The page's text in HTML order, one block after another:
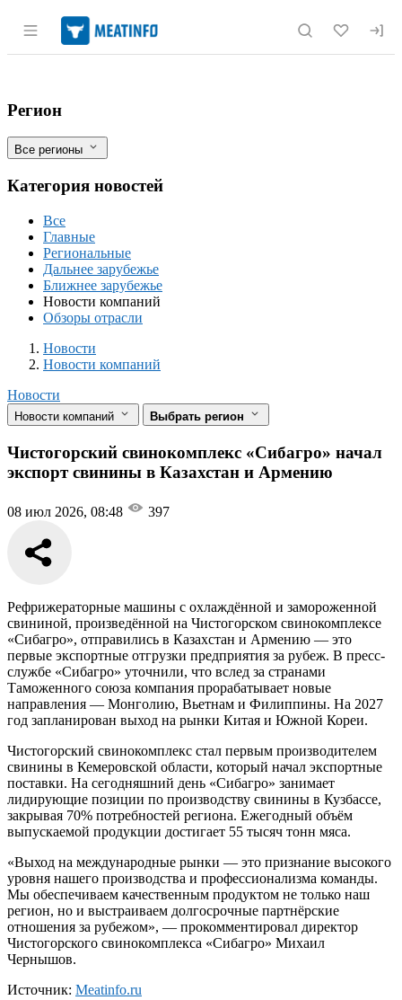
Раздел навигации по сайту
Чистогорский свинокомплекс
Фильтры
Регион
Все регионы
Категория новостей
Все
Главные
Региональные
Дальнее зарубежье
Ближнее зарубежье
Новости компаний
Обзоры отрасли
Новости
Разделы
Новости
Новости компаний
Новости
Новости компаний Выбрать регион
Чистогорский свинокомплекс «Сибагро» начал
экспорт свинины в Казахстан и Армению
08 июл 2026, 08:48 397
Рефрижераторные машины с охлаждённой и замороженной
свининой, произведённой на Чистогорском свинокомплексе
«Сибагро», отправились в Казахстан и Армению — это
первые экспортные отгрузки предприятия за рубеж. В пресс-
службе «Сибагро» уточнили, что вслед за странами
Таможенного союза компания прорабатывает новые
направления — Монголию, Вьетнам и Филиппины. На 2027
год запланирован выход на рынки Китая и Южной Кореи.
Чистогорский свинокомплекс стал первым производителем
свинины в Кемеровской области, который начал экспортные
поставки. На сегодняшний день «Сибагро» занимает
лидирующие позиции по производству свинины в Кузбассе,
закрывая 70% потребностей региона. Ежегодный объём
выпускаемой продукции достигает 55 тысяч тонн мяса.
«Выход на международные рынки — это признание высокого
уровня нашего производства и профессионализма команды.
Мы обеспечиваем качественным продуктом не только наш
регион, но и выстраиваем долгосрочные партнёрские
отношения за рубежом», — прокомментировал директор
Чистогорского свинокомплекса «Сибагро» Михаил
Чернышов.
Источник: Meatinfo.ru